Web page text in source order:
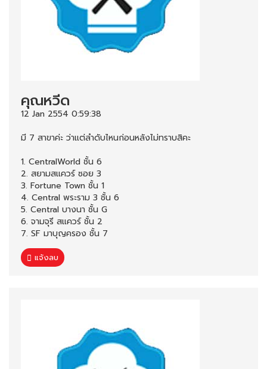
คุณหวีด
12 Jan 2554 0:59:38
มี 7 สาขาค่ะ ว่าแต่ลำดับไหนก่อนหลังไม่ทราบสิคะ
1. CentralWorld ชั้น 6
2. สยามสแควร์ ซอย 3
3. Fortune Town ชั้น 1
4. Central พระราม 3 ชั้น 6
5. Central บางนา ชั้น G
6. จามจุรี สแควร์ ชั้น 2
7. SF มาบุญครอง ชั้น 7
แจ้งลบ